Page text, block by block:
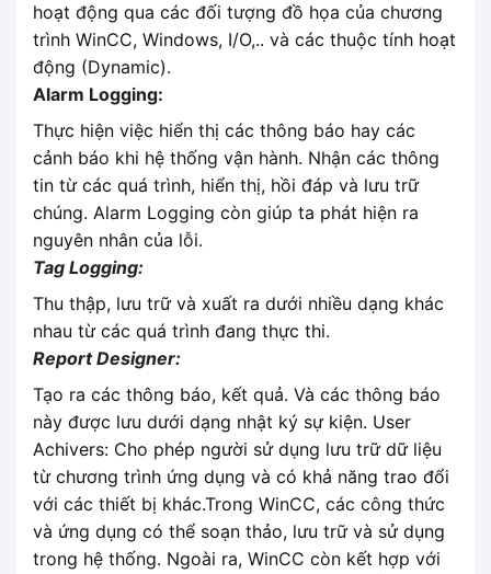
hoạt động qua các đối tượng đồ họa của chương
trình WinCC, Windows, I/O,.. và các thuộc tính hoạt
động (Dynamic).
Alarm Logging:
Thực hiện việc hiển thị các thông báo hay các
cảnh báo khi hệ thống vận hành. Nhận các thông
tin từ các quá trình, hiển thị, hồi đáp và lưu trữ
chúng. Alarm Logging còn giúp ta phát hiện ra
nguyên nhân của lỗi.
Tag Logging:
Thu thập, lưu trữ và xuất ra dưới nhiều dạng khác
nhau từ các quá trình đang thực thi.
Report Designer:
Tạo ra các thông báo, kết quả. Và các thông báo
này được lưu dưới dạng nhật ký sự kiện. User
Achivers: Cho phép người sử dụng lưu trữ dữ liệu
từ chương trình ứng dụng và có khả năng trao đổi
với các thiết bị khác.Trong WinCC, các công thức
và ứng dụng có thể soạn thảo, lưu trữ và sử dụng
trong hệ thống. Ngoài ra, WinCC còn kết hợp với